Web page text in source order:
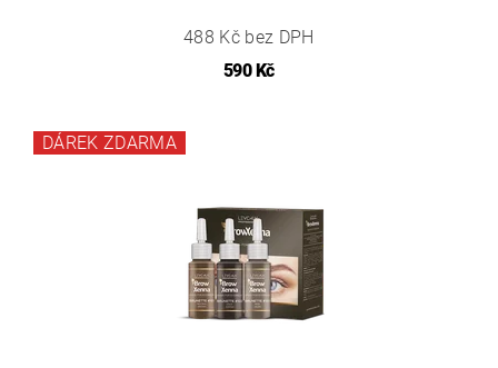
488 Kč bez DPH
590 Kč
DÁREK ZDARMA